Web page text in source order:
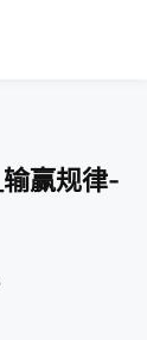
赢规律-